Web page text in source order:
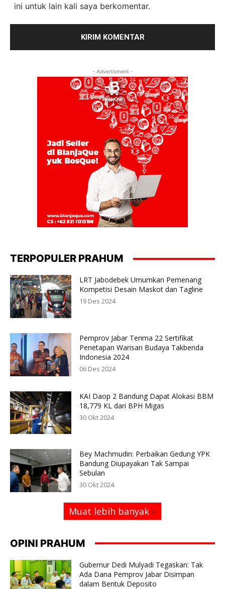
ini untuk lain kali saya berkomentar.
- Advertisment -
TERPOPULER PRAHUM
LRT Jabodebek Umumkan Pemenang
Kompetisi Desain Maskot dan Tagline
19 Des 2024
Pemprov Jabar Terima 22 Sertifikat
Penetapan Warisan Budaya Takbenda
Indonesia 2024
06 Des 2024
KAI Daop 2 Bandung Dapat Alokasi BBM
18,779 KL dari BPH Migas
30 Okt 2024
Bey Machmudin: Perbaikan Gedung YPK
Bandung Diupayakan Tak Sampai
Sebulan
30 Okt 2024
Muat lebih banyak
OPINI PRAHUM
Gubernur Dedi Mulyadi Tegaskan: Tak
Ada Dana Pemprov Jabar Disimpan
dalam Bentuk Deposito